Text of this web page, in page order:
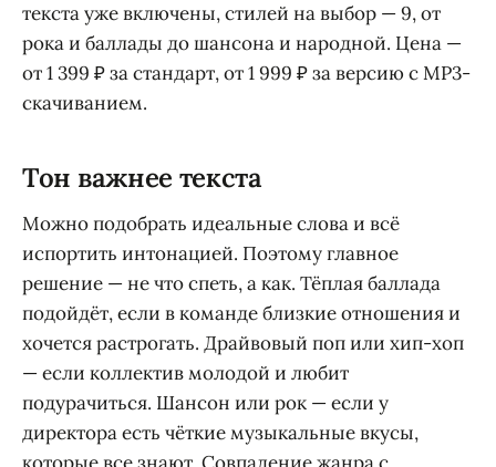
текста уже включены, стилей на выбор — 9, от
рока и баллады до шансона и народной. Цена —
от 1 399 ₽ за стандарт, от 1 999 ₽ за версию с MP3-
скачиванием.
Тон важнее текста
Можно подобрать идеальные слова и всё
испортить интонацией. Поэтому главное
решение — не что спеть, а как. Тёплая баллада
подойдёт, если в команде близкие отношения и
хочется растрогать. Драйвовый поп или хип-хоп
— если коллектив молодой и любит
подурачиться. Шансон или рок — если у
директора есть чёткие музыкальные вкусы,